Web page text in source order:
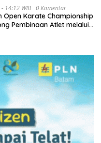
14:12 WIB 0 Komentar
Open Karate Championship
Pembinaan Atlet melalui